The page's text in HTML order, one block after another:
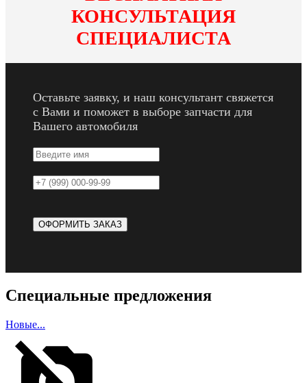
КОНСУЛЬТАЦИЯ
СПЕЦИАЛИСТА
Оставьте заявку, и наш консультант свяжется
с Вами и поможет в выборе запчасти для
Вашего автомобиля
Специальные предложения
Новые...